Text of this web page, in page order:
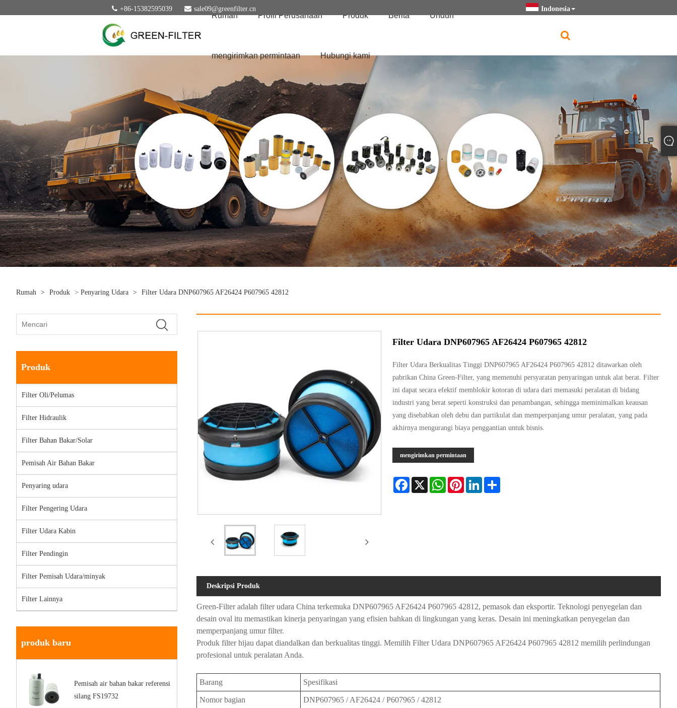
+86-15382595039 sale09@greenfilter.cn Indonesia
Rumah Profil Perusahaan Produk Berita Unduh
mengirimkan permintaan Hubungi kami
Rumah > Produk > Penyaring Udara > Filter Udara DNP607965 AF26424 P607965 42812
Produk
Filter Oli/Pelumas
Filter Hidraulik
Filter Bahan Bakar/Solar
Pemisah Air Bahan Bakar
Penyaring udara
Filter Pengering Udara
Filter Udara Kabin
Filter Pendingin
Filter Pemisah Udara/minyak
Filter Lainnya
produk baru
Pemisah air bahan bakar referensi
silang FS19732
Filter Udara DNP607965 AF26424 P607965 42812
Filter Udara Berkualitas Tinggi DNP607965 AF26424 P607965 42812 ditawarkan oleh
pabrikan China Green-Filter, yang memenuhi persyaratan penyaringan untuk alat berat. Filter
ini dapat secara efektif memblokir kotoran di udara dari memasuki peralatan di bidang
industri yang berat seperti konstruksi dan penambangan, sehingga meminimalkan keausan
yang disebabkan oleh debu dan partikulat dan memperpanjang umur peralatan, yang pada
akhirnya mengurangi biaya penggantian untuk bisnis.
mengirimkan permintaan
Facebook
X WhatsAppPinterestLinkedIn
Deskripsi Produk
Green-Filter adalah filter udara China terkemuka DNP607965 AF26424 P607965 42812, pemasok dan eksportir. Teknologi penyegelan dan
desain oval itu memastikan kinerja penyaringan yang efisien bahkan di lingkungan yang keras. Desain ini meningkatkan penyegelan dan
memperpanjang umur filter.
Produk filter hijau dapat diandalkan dan berkualitas tinggi. Memilih Filter Udara DNP607965 AF26424 P607965 42812 memilih perlindungan
profesional untuk peralatan Anda.
Barang Spesifikasi
Nomor bagian DNP607965 / AF26424 / P607965 / 42812